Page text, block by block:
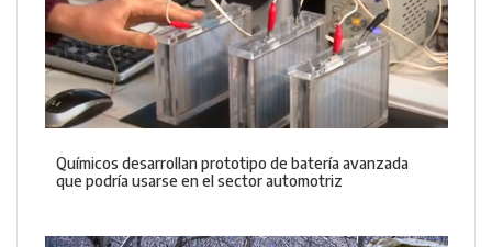
Químicos desarrollan prototipo de batería avanzada
que podría usarse en el sector automotriz